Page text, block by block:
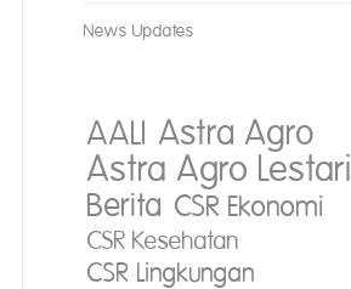
News Updates
AALI Astra Agro
Astra Agro Lestari
Berita CSR Ekonomi
CSR Kesehatan
CSR Lingkungan